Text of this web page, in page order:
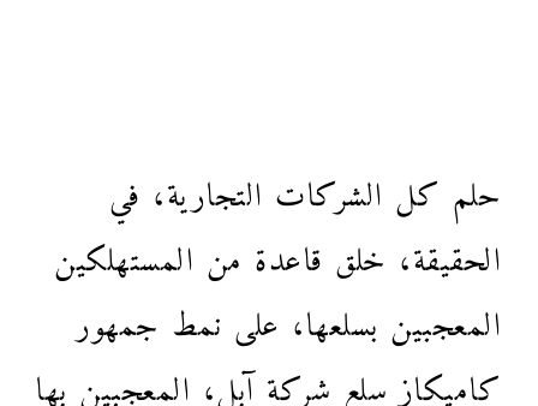
حلم كل الشركات التجارية، في
الحقيقة، خلق قاعدة من المستهلكين
المعجبين بسلعها، على نمط جمهور
كاميكاز سلع شركة آبل، المعجبين بها